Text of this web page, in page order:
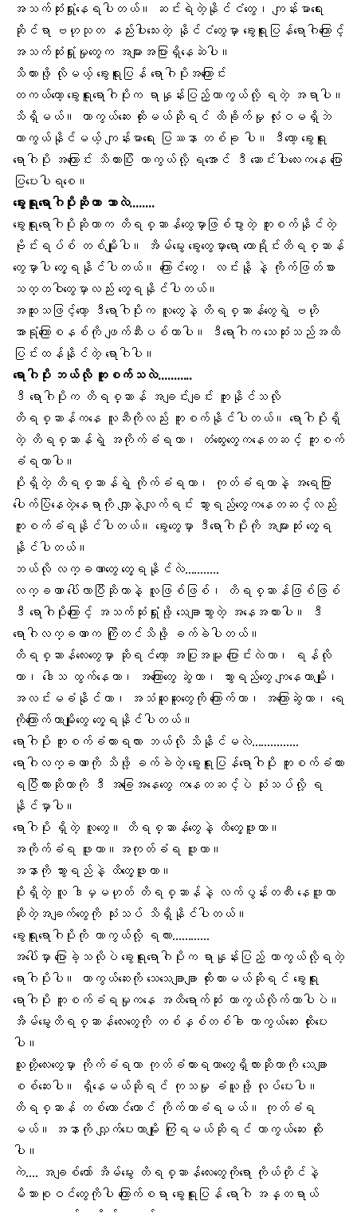
အသက်ဆုံးရှုံးနေရပါတယ်။ ဆင်းရဲတဲ့နိုင်ငံတွေ၊ကျန်းမာရေး
ဆိုင်ရာ ဗဟုသုတ နည်းပါးသေးတဲ့ နိုင်ငံတွေမှာ ခွေးရူးပြန်ရောဂါကြောင့်
အသက်ဆုံးရှုံးမှုတွေက အများအပြားရှိနေဆဲပါ။
သိထားဖို့ လိုမယ့် ခွေးရူးပြန် ရောဂါပိုးအကြောင်း
တကယ်တော့ ခွေးရူးရောဂါပိုးက ရာနှုန်းပြည့်ကာကွယ်လို့ ရတဲ့ အရာပါ။
သိရှိမယ်။
ကာကွယ်ဆေးထိုးမယ်ဆိုရင် ထိခိုက်မှု လုံးဝမရှိဘဲ
ကာကွယ်နိုင်မယ့် ကျန်းမာရေး ပြဿနာ တစ်ခု ပါ။ ဒီတော့ ခွေးရူး
ရောဂါပိုး အကြောင်း သိထားပြိး ကာကွယ်လို့ ရအောင် ဒီ ဆောင်းပါးလေးကနေ ပြော
ပြပေးပါရစေ။
ခွေးရူးရောဂါပိုးဆိုတာ ဘာလဲ……..
ခွေးရူးရောဂါပိုးဆိုတာက တိရစ္ဆာန်တွေမှာဖြစ်ပွားတဲ့ ကူးစက်နိုင်တဲ့
ဗိုင်းရပ်စ် တစ်မျိုးပါ။ အိမ်မွေး ခွေးတွေမှာရော တောရိုင်းတိရစ္ဆာန်
တွေမှာပါ တွေ့ရနိုင်ပါတယ်။ ကြောင်တွေ၊ လင်းနို့ နဲ့ ကိုက်ဖြတ်စား
သတ္တဝါတွေမှာလည်း တွေ့ရနိုင်ပါတယ်။
အထူးသဖြင့်တော့ ဒီရောဂါပိုးက လူတွေနဲ့ တိရစ္ဆာန်တွေရဲ့
ဗဟို
အာရုံကြောစနစ် ကို ဖျက်ဆီးပစ်တာပါ။ ဒီရောဂါက သေဆုံးသည်အထိ
ပြင်းထန်နိုင်တဲ့ ရောဂါပါ။
ရောဂါပိုး ဘယ်လို ကူးစက်သလဲ………..
ဒီ ရောဂါပိုးက တိရစ္ဆာန် အချင်းချင်း ကူးနိုင်သလို
တိရစ္ဆာန် ကနေ လူဆီကိုလည်း ကူးစက်နိုင်ပါတယ်။ ရောဂါပိုးရှိ
တဲ့ တိရစ္ဆာန်ရဲ့
အကိုက်ခံရတာ၊ တံထွေးတွေကနေတဆင့် ကူးစက်
ခံရတာပါ။
ပိုးရှိတဲ့ တိရစ္ဆာန်ရဲ့ ကိုက်ခံရတာ၊ ကုတ်ခံရတာနဲ့ အရေပြား
ပေါက်ပြဲနေတဲ့နေရာကို လျှာနဲ့လျက်ရင်း သွားရည်တွေကနေတဆင့်လည်း
ကူးစက်ခံရနိုင်ပါတယ်။ ခွေးတွေမှာ ဒီရောဂါပိုးကို အများဆုံး တွေ့ရ
နိုင်ပါတယ်။
ဘယ်လို လက္ခဏာတွေတွေ့ရနိုင်လဲ………..
လက္ခဏာ ပေါ်လာပြီဆိုတာနဲ့ လူဖြစ်ဖြစ်၊ တိရစ္ဆာန်ဖြစ်ဖြစ်
ဒီ ရောဂါပိုးကြောင့် အသက်ဆုံးရှုံးဖို့ သေချာသွားတဲ့ အနေအထားပါ။ ဒီ
ရောဂါလက္ခဏာ က ကြိုတင်သိဖို့ ခက်ခဲပါတယ်။
တိရစ္ဆာန်လေးတွေမှာ ဆိုရင်တော့ အပြုအမူ ပြောင်းလဲတာ၊ ရန်လို
တာ၊ ဒေါသ ထွက်နေတာ၊ အကြောတွေ ဆွဲတာ၊ သွားရည်တွေ ကျနေတာမျိုး၊
အလင်းမခံနိုင်တာ၊ အသံဆူဆူတွေကို ကြောက်တာ၊ အကြောဆွဲတာ၊ ရေ
ကိုကြောက်တာမျိုးတွေ တွေ့ရနိုင်ပါတယ်။
ရောဂါပိုး ကူးစက်ခံထားရလား ဘယ်လို သိနိုင်မလဲ……………
ရောဂါလက္ခဏာကို သိဖို့ ခက်ခဲတဲ့ ခွေးရူးပြန်ရောဂါပိုး ကူးစက်ခံထား
ရပြီလားဆိုတာကို ဒီ အခြေအနေတွေ ကနေတဆင့်ပဲ သုံးသပ်လို့ ရ
နိုင်မှာပါ။
ရောဂါပိုး ရှိတဲ့ လူတွေ။ တိရစ္ဆာန်တွေနဲ့ ထိတွေ့ဖူးတာ။
အကိုက်ခံရ ဖူးတာ။အကုတ်ခံရ ဖူးတာ။
အနာကို သွားရည်နဲ့ ထိတွေ့ဖူးတာ။
ပိုးရှိတဲ့ လူ ဒါမှမဟုတ် တိရစ္ဆာန်နဲ့ လက်ပွန်းတတီး နေဖူးတာ
ဆိုတဲ့အချက်တွေကို သုံးသပ် သိရှိနိုင်ပါတယ်။
ခွေးရူးရောဂါပိုးကို ကာကွယ်လို့ ရလား…………
အပေါ်မှာ ပြောခဲ့သလိုပဲ ခွေးရူးရောဂါပိုးက ရာနှုန်းပြည့် ကာကွယ်လို့ရတဲ့
ရောဂါပိုးပါ။ ကာကွယ်ဆေးကို သေသေချာချာ ထိုးထားမယ်ဆိုရင် ခွေးရူး
ရောဂါပိုး ကူးစက်ခံရမှုကနေ အထိရောက်ဆုံး ကာကွယ်လိုက်တာပါပဲ။
အိမ်မွေးတိရစ္ဆာန်လေးတွေကို တစ်နှစ်တစ်ခါ ကာကွယ်ဆေး ထိုးပေး
ပါ။
သူတို့လေးတွေမှာ ကိုက်ခံရတာ ကုတ်ခံထားရတာတွေရှိလားဆိုတာကို သေချာ
စစ်ဆေးပါ။ ရှိနေမယ်ဆိုရင် ကုသမှု ခံယူဖို့ လုပ်ပေးပါ။
တိရစ္ဆာန် တစ်ကောင်ကောင် ကိုက်တာခံရမယ်။ ကုတ်ခံရ
မယ်။ အနာကို လျှက်ပေးတာမျိုး ကြုံရမယ်ဆိုရင် ကာကွယ်ဆေး ထိုး
ပါ။
ကဲ…. အချစ်တော် အိမ်မွေး တိရစ္ဆာန်လေးတွေကိုရော ကိုယ်တိုင်နဲ့
မိသားစုဝင်တွေကိုပါ ကြောက်စရာ ခွေးရူးပြန် ရောဂါ အန္တရာယ်